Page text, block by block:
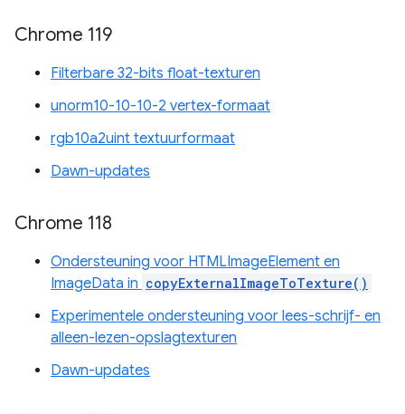
Chrome 119
Filterbare 32-bits float-texturen
unorm10-10-10-2 vertex-formaat
rgb10a2uint textuurformaat
Dawn-updates
Chrome 118
Ondersteuning voor HTMLImageElement en
ImageData in copyExternalImageToTexture()
Experimentele ondersteuning voor lees-schrijf- en
alleen-lezen-opslagtexturen
Dawn-updates